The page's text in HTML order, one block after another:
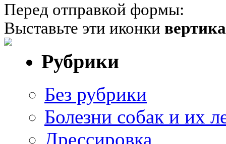
Перед отправкой формы:
Выставьте эти иконки
Рубрики
Без рубрики
Болезни собак и их
Дрессировка